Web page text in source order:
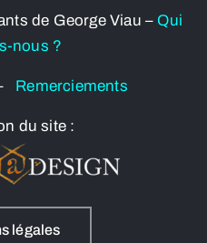
de George Viau – Qui
nous ?
Remerciements
du site :
légales